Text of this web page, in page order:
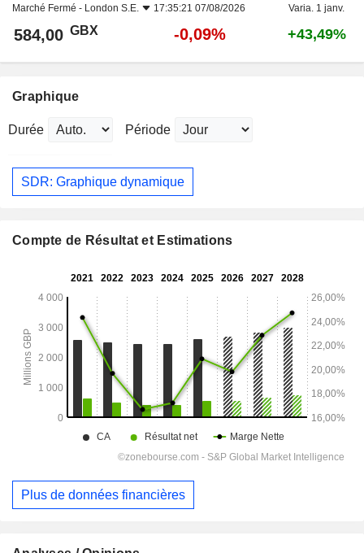
Marché Fermé - London S.E. 17:35:21 07/08/2026 Varia. 1 janv.
584,00 GBX -0,09% +43,49%
Graphique
Durée Période
SDR: Graphique dynamique
Compte de Résultat et Estimations
Plus de données financières